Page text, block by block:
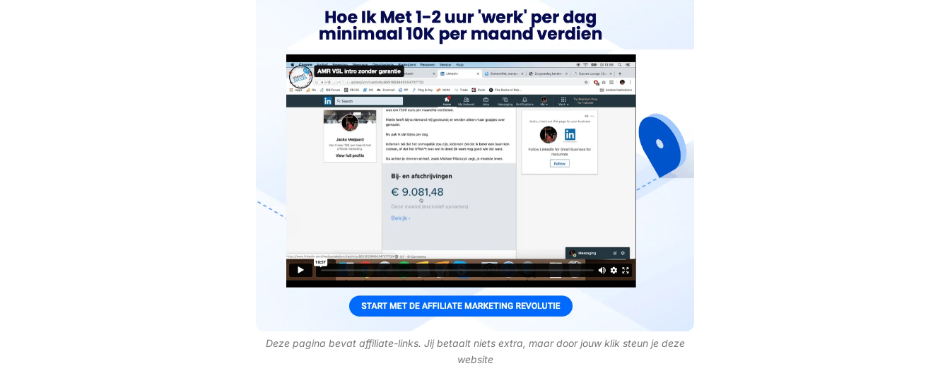
Deze pagina bevat affiliate-links. Jij betaalt niets extra, maar door jouw klik steun je deze
website